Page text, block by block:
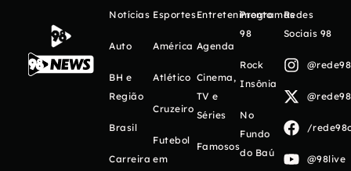
Notícias
Auto
BH e
Região
Brasil
Carreira
Esportes
América
Atlético
Cruzeiro
Futebol
em
Entretenimento
Agenda
Cinema,
TV e
Séries
Famosos
Programas
98
Rock
Insônia
No
Fundo
do Baú
Redes
Sociais 98
/
@98live